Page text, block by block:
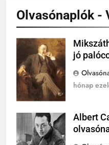
Olvasónaplók -
Mikszáth
Kálmán
jó
hónap
Albert Camus
Albert
243
A
MIKOR